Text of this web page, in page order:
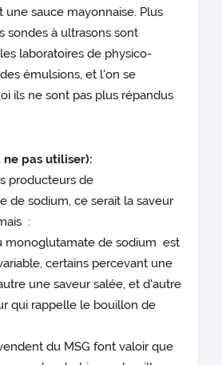
sauce mayonnaise. Plus
sondes à ultrasons sont
laboratoires de physico-
émulsions, et l'on se
ils ne sont pas plus répandus
ne pas utiliser):
producteurs de
de sodium, ce serait la saveur
:
monoglutamate de sodium est
certains percevant une
une saveur salée, et d'autre
qui rappelle le bouillon de
du MSG font valoir que